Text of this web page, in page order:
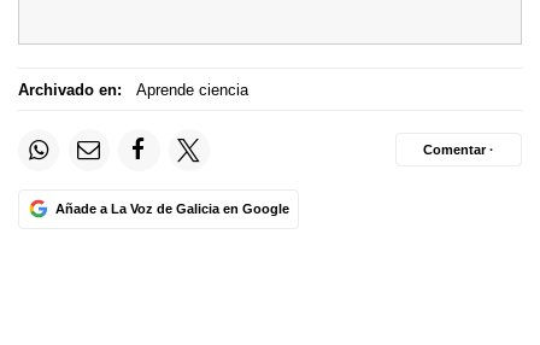
Archivado en: Aprende ciencia
Añade a La Voz de Galicia en Google
Comentar ·